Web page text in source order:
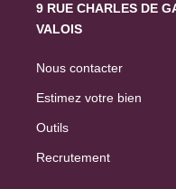
9 RUE CHARLES DE
VALOIS
Nous contacter
Estimez votre bien
Outils
Recrutement